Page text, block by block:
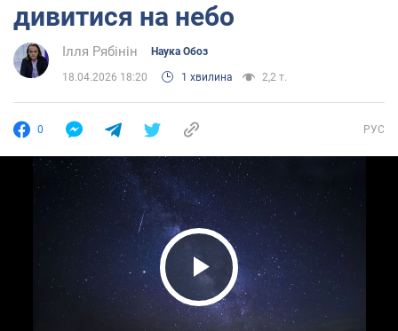
дивитися на небо
Ілля Рябінін Наука Обоз
18.04.2026 18:20 1 хвилина 2,2 т.
0 РУС
Play Video